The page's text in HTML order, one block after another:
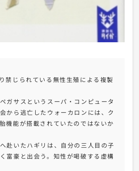
禁じられている無性生殖による複製
ガサスというスーパ・コンピュータ
から逃亡したウォーカロンには、ク
機能が搭載されていたのではないか
赴いたハギリは、自分の三人目の子
富豪と出会う。知性が喝破する虚構